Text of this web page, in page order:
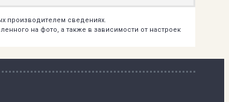
производителем сведениях.
на фото, а также в зависимости от настроек